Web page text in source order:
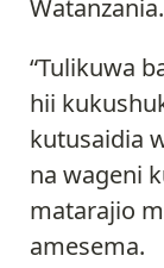
Watanzania.
“Tulikuwa
hii
kutusaidia
na wageni
matarajio
amesema.